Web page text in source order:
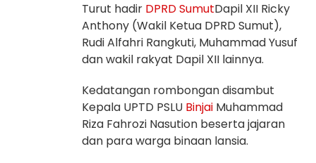
Turut hadir DPRD SumutDapil XII Ricky
Anthony (Wakil Ketua DPRD Sumut),
Rudi Alfahri Rangkuti, Muhammad Yusuf
dan wakil rakyat Dapil XII lainnya.
Kedatangan rombongan disambut
Kepala UPTD PSLU Binjai Muhammad
Riza Fahrozi Nasution beserta jajaran
dan para warga binaan lansia.